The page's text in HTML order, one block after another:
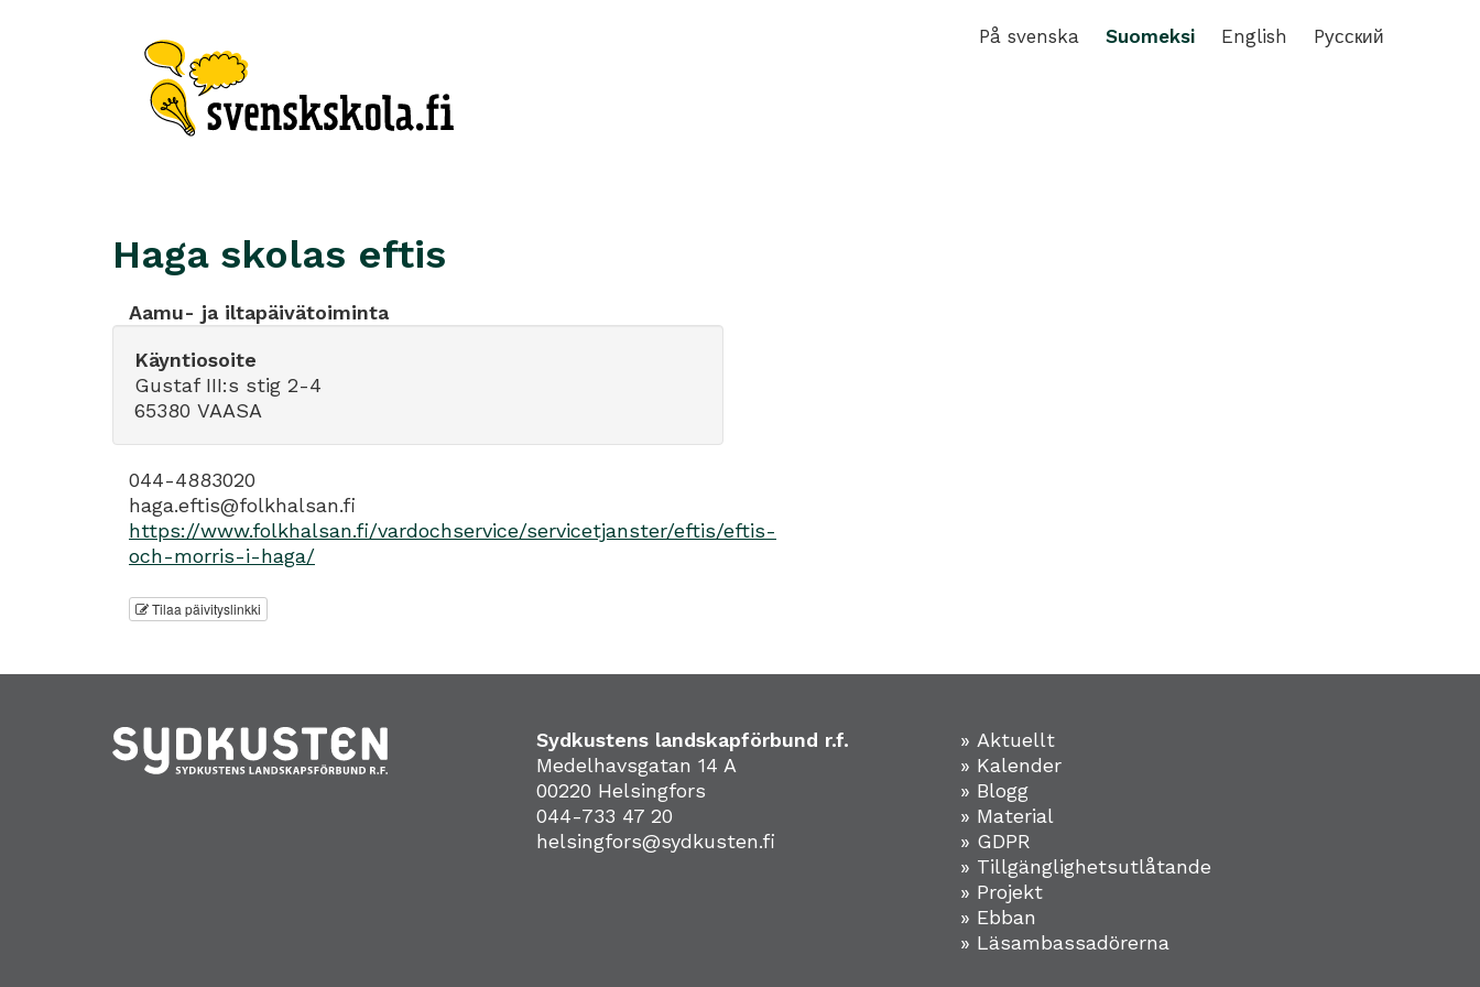
På svenska Suomeksi English Pусский
Haga skolas eftis
Aamu- ja iltapäivätoiminta
Käyntiosoite
Gustaf III:s stig 2-4
65380 VAASA
044-4883020
haga.eftis@folkhalsan.fi
https://www.folkhalsan.fi/vardochservice/servicetjanster/eftis/eftis-
och-morris-i-haga/
Tilaa päivityslinkki
Sydkustens landskapförbund r.f.
Medelhavsgatan 14 A
00220 Helsingfors
044-733 47 20
helsingfors@sydkusten.fi
» Aktuellt
» Kalender
» Blogg
» Material
» GDPR
» Tillgänglighetsutlåtande
» Projekt
» Ebban
» Läsambassadörerna